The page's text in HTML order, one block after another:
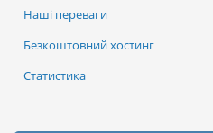
Наші переваги
Безкоштовний хостинг
Статистика